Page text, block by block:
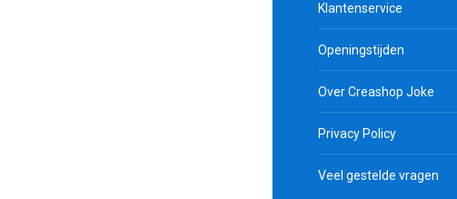
Klantenservice
Openingstijden
Over Creashop Joke
Privacy Policy
Veel gestelde vragen